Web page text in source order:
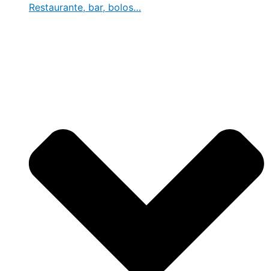
Restaurante, bar, bolos…